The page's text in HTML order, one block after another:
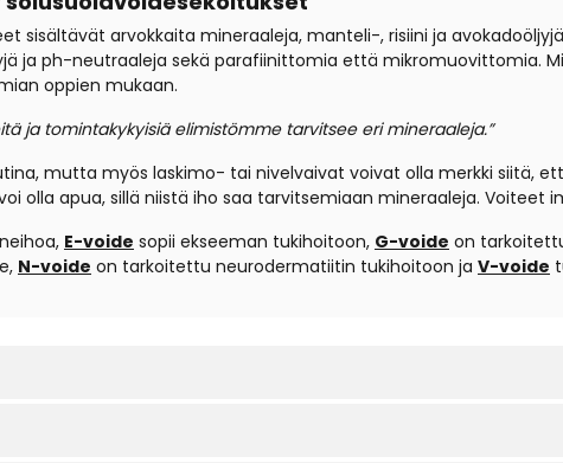
sisältävät arvokkaita mineraaleja, manteli-, risiini ja
ja ph-neutraaleja sekä parafiinittomia että mikromuovittomia.
oppien mukaan.
ja tomintakykyisiä elimistömme tarvitsee eri mineraaleja.”
mutta myös laskimo- tai nivelvaivat voivat olla merkki siitä,
olla apua, sillä niistä iho saa tarvitsemiaan mineraaleja.
E-voide sopii ekseeman tukihoitoon, G-voide on
N-voide on tarkoitettu neurodermatiitin tukihoitoon ja V-voide